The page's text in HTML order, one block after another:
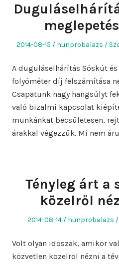
Posted
2014-08-15 Author
hunprobalazs
A duguláselhárítás Sóskút
folyóméter díj felszámítása
Csapatunk nagy hangsúlyt
való bizalmi kapcsolat
munkánkat becsületesen,
árakkal végezzük. Mi nem
Tényleg árt a
közelről
Posted
2014-08-14 Author
hunprobalazs
Volt olyan időszak, amikor
közvetlen közelről nézni a